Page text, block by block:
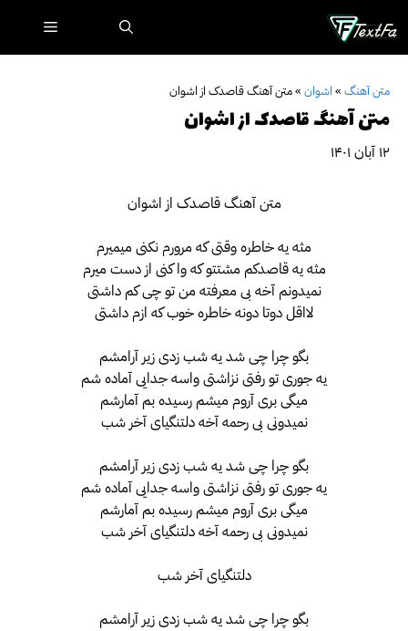
محتوا
فهرست
متن آهنگ » اشوان »متن آهنگ قاصدک از اشوان
متن آهنگ قاصدک از اشوان
۱۲ آبان ۱۴۰۱
متن آهنگ قاصدک از اشوان
مثه یه خاطره وقتی که مرورم نکنی میمیرم
مثه یه قاصدکم مشتتو که وا کنی از دست میرم
نمیدونم آخه بی معرفته من تو چی کم داشتی
لااقل دوتا دونه خاطره خوب که ازم داشتی
بگو چرا چی شد یه شب زدی زیر آرامشم
یه جوری تو رفتی نزاشتی واسه جدایی آماده شم
میگی بری آروم میشم رسیده بم آمارشم
نمیدونی بی رحمه آخه دلتنگیای آخر شب
بگو چرا چی شد یه شب زدی زیر آرامشم
یه جوری تو رفتی نزاشتی واسه جدایی آماده شم
میگی بری آروم میشم رسیده بم آمارشم
نمیدونی بی رحمه آخه دلتنگیای آخر شب
دلتنگیای آخر شب
بگو چرا چی شد یه شب زدی زیر آرامشم